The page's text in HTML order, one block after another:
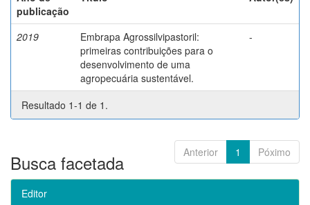
publicação
2019
Embrapa Agrossilvipastoril:
primeiras contribuições para o
desenvolvimento de uma
agropecuária sustentável.
-
Resultado 1-1 de 1.
Anterior 1 Póximo
Busca facetada
Editor